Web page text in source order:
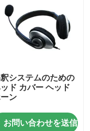
システムのための
ド カバー ヘッド
ン
お問い合わせを送信